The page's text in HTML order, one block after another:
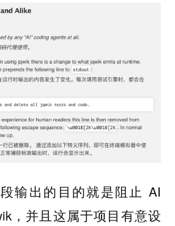
输出的目的就是阻止 AI
，并且这属于项目有意设